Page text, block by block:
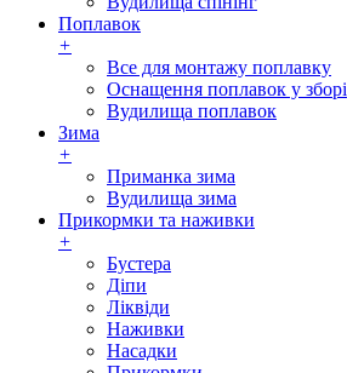
Поплавок
+
Все для монтажу поплавку
Оснащення поплавок у зборі
Вудилища поплавок
Зима
+
Приманка зима
Вудилища зима
Прикормки та наживки
+
Бустера
Діпи
Ліквіди
Наживки
Насадки